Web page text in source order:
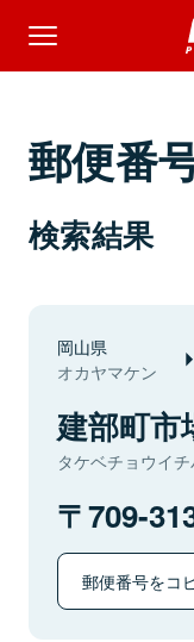
郵便番
検索結果
岡山県
オカヤマケン
建部町市
タケベチョウイ
709-
郵便番号をコ